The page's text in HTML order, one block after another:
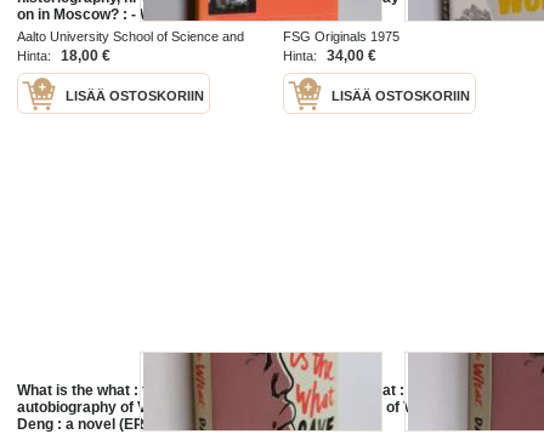
on in Moscow? : - What is going on
in Moscow?
Aalto University School of Science and
Lecture, Department of Architecture 2012
Hinta: 18,00 €
LISÄÄ OSTOSKORIIN
FSG Originals 1975
Hinta:
34,00 €
LISÄÄ OSTOSKORIIN
What is the what : the
autobiography of Valentino Achak
Deng : a novel (ERINOMAINEN)
What is the what : the
autobiography of Valentino Achak
Deng : a novel